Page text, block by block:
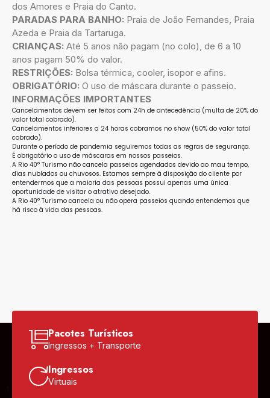
dos Amores e Praia do Canto.
PARADAS PARA BANHO: Praia de João Fernandes, Praia
Azeda e Praia da Tartaruga.
CRIANÇAS: Até 5 anos não pagam (no colo), de 6 a 10
anos pagam 50% do valor.
RESTRIÇÕES: Bolsa térmica, cooler, isopor e afins.
OBRIGATÓRIO: O uso de máscara durante o passeio.
INFORMAÇÕES IMPORTANTES
Cancelamentos devem ser feitos com 24h de antecedência (multa de 20% do
valor total cobrado).
Cancelamentos inferiores a 24 horas cobramos no show (50% do valor total
cobrado).
Durante o período de pandemia seguiremos todas as regras de segurança.
É obrigatório o uso de máscaras em nossos passeios.
A Rio 40° Turismo não cancela passeios agendados devido ao mau tempo,
dias nublados ou chuvosos. Estamos sempre à disposição do cliente por
entendermos que a maioria das pessoas possui apenas uma única
oportunidade de visitar o atrativo desejado.
A Rio 40° Turismo cancela ou não opera passeios quando entendemos que
há risco à vida das pessoas.
Pacotes Turísticos
Ingressos + Transporte
Ingressos
Virtuais